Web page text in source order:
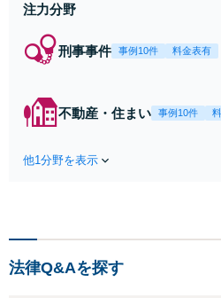
注力分野
刑事事件 事例10件 料金表有
不動産・住まい 事例10件
他1分野を表示
法律Q&Aを探す